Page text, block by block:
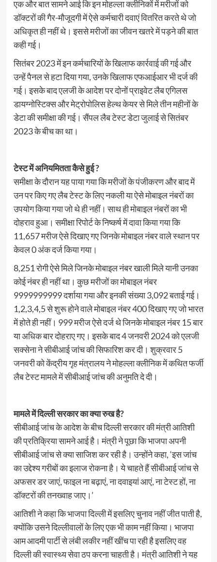
एक और बात सामने आई कि इन मोहल्ला क्लीनिकों में मरीजों को
डॉक्टरों की गैर-मौजूदगी में ऐसे कर्मचारी दवाएं वितरित करते थे जो
अधिकृत ही नहीं थे। इससे मरीजों का जीवन खतरे में पड़ने की बात
कही गई।
सितंबर 2023 में इन कर्मचारियों के खिलाफ कार्रवाई की गई और
उन्हें पैनल से हटा दिया गया, उनके खिलाफ एफआईआर भी दर्ज की
गई। इसके बाद एलजी के आदेश पर दोनों प्राइवेट लैब एगिलस
डायग्नोस्टिक्स और मेट्रोपोलिस हेल्थ केयर से मिले तीन महीनों के
डेटा की समीक्षा की गई। सैंपल लैब टेस्ट डेटा जुलाई से सितंबर
2023 के बीच का था।
टेस्ट में अनियमितता कैसे हुई ?
समीक्षा के दौरान यह पाया गया कि मरीजों के पंजीकरण और बाद में
उन पर किए गए लैब टेस्ट के लिए नकली या ऐसे मोबाइल नंबरों का
उपयोग किया गया जो थे ही नहीं। साथ ही मोबाइल नंबरों का भी
दोहराव हुआ। समीक्षा रिपोर्ट के निष्कर्ष में दावा किया गया कि
11,657 मरीज ऐसे दिखाए गए जिनके मोबाइल नंबर वाले स्थान पर
केवल 0 अंक दर्ज किया गया।
8,251 रोगी ऐसे मिले जिनके मोबाइल नंबर खाली मिले यानी उनका
कोई नंबर ही नहीं था। कुछ मरीजों का मोबाइल नंबर
9999999999 दर्शाया गया और इनकी संख्या 3,092 बताई गई।
1,2,3,4,5 से शुरू होने वाले मोबाइल नंबर 400 दिखाए गए जो भारत
में होते ही नहीं। 999 मरीज ऐसे दर्ज थे जिनके मोबाइल नंबर 15 बार
या अधिक बार दोहराए गए। इसके बाद 4 जनवरी 2024 को एलजी
सक्सेना ने सीबीआई जांच की सिफारिश कर दी। शुक्रवार 5
जनवरी को केंद्रीय गृह मंत्रालय ने मोहल्ला क्लीनिक में कथित फर्जी
लैब टेस्ट मामले में सीबीआई जांच की अनुमति दे दी।
मामले में दिल्ली सरकार का क्या रुख है?
सीबीआई जांच के आदेश के बीच दिल्ली सरकार की मंत्री आतिशी
की प्रतिक्रिया सामने आई है। मंत्री ने पूछा कि भाजपा अपनी
सीबीआई जांच से क्या साजिश कर रही है। उन्होंने कहा, ‘इस जांच
का उद्देश्य गरीबों का इलाज रोकना है। ये चाहते हैं सीबीआई जांच से
अफसर डर जाएं, फाइल ना बढ़ाएं, ना दवाइयां आएं, ना टेस्ट हों, ना
डॉक्टरों की तनख्वाह जाए।’
आतिशी ने कहा कि भाजपा दिल्ली में इसलिए चुनाव नहीं जीत पाती है,
क्योंकि उसने दिल्लीवालों के लिए एक भी काम नहीं किया। भाजपा
आम आदमी पार्टी से लंबी लकीर नहीं खींच पा रही है इसलिए वह
दिल्ली की स्वास्थ्य सेवा ठप करना चाहती है। मंत्री आतिशी ने यह